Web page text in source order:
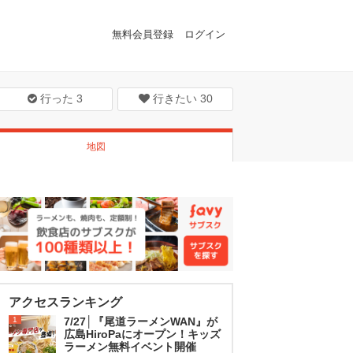
無料会員登録 ログイン
行った 3 行きたい 30
地図
アクセスランキング
1
7/27│『尾道ラーメンWAN』が
広島HiroPaにオープン！キッズ
ラーメン無料イベント開催